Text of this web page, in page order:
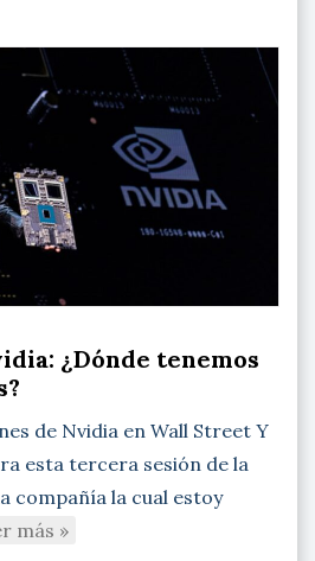
¿Dónde tenemos
de Nvidia en Wall Street Y
esta tercera sesión de la
compañía la cual estoy
más »